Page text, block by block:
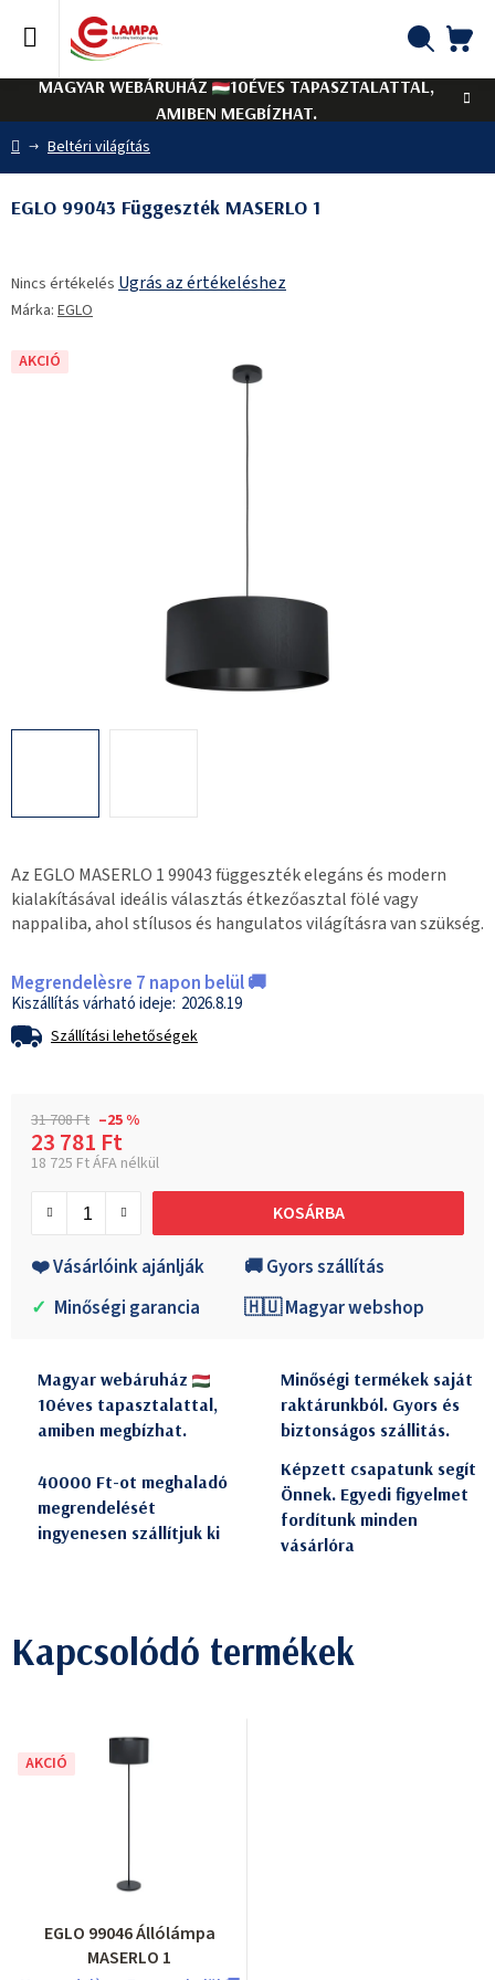
tartalomhoz
MAGYAR WEBÁRUHÁZ
10ÉVES TAPASZTALATTAL,
AMIBEN MEGBÍZHAT.
Kezdőlap
Beltéri világítás
Az EGLO MASERLO 1 99043 függeszték elegáns és modern
kialakításával ideális választás étkezőasztal fölé vagy
nappaliba, ahol stílusos és hangulatos világításra van szükség.
Megrendelèsre 7 napon belül 🚚
2026.8.19
Szállítási lehetőségek
31 708 Ft –25 %
23 781 Ft
18 725 Ft ÁFA nélkül
KOSÁRBA
❤️ Vásárlóink ajánlják
🚚 Gyors szállítás
✓ Minőségi garancia 🇭🇺 Magyar webshop
EGLO 99043 Függeszték MASERLO 1
termék
átlagos
5-
Nincs értékelés Ugrás az értékeléshez
Márka: EGLO
AKCIÓ
Magyar webáruház
10éves tapasztalattal,
amiben megbízhat.
Minőségi termékek saját
raktárunkból. Gyors és
biztonságos szállitás.
40000 Ft-ot meghaladó
megrendelését
ingyenesen szállítjuk ki
Képzett csapatunk segít
Önnek. Egyedi figyelmet
fordítunk minden
vásárlóra
Kapcsolódó termékek
AKCIÓ
EGLO 99046 Állólámpa
MASERLO 1